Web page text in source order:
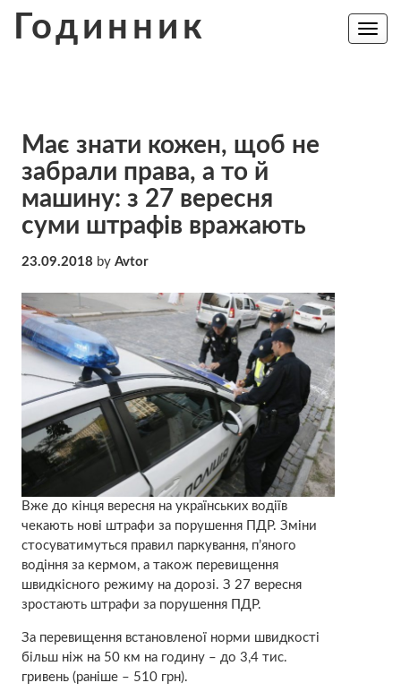
Годинник
Toggle
Має знати кожен, щоб не
забрали права, а то й
машину: з 27 вересня
суми штрафів вражають
23.09.2018 by Avtor
Вже до кінця вересня на українських водіїв
чекають нові штрафи за порушення ПДР. Зміни
стосуватимуться правил паркування, п’яного
водіння за кермом, а також перевищення
швидкісного режиму на дорозі. З 27 вересня
зростають штрафи за порушення ПДР.
За перевищення встановленої норми швидкості
більш ніж на 50 км на годину – до 3,4 тис.
гривень (раніше – 510 грн).